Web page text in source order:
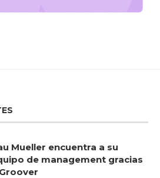
Mueller encuentra a su
de management gracias